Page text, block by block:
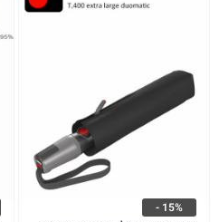
₪430.
₪365.
15% -